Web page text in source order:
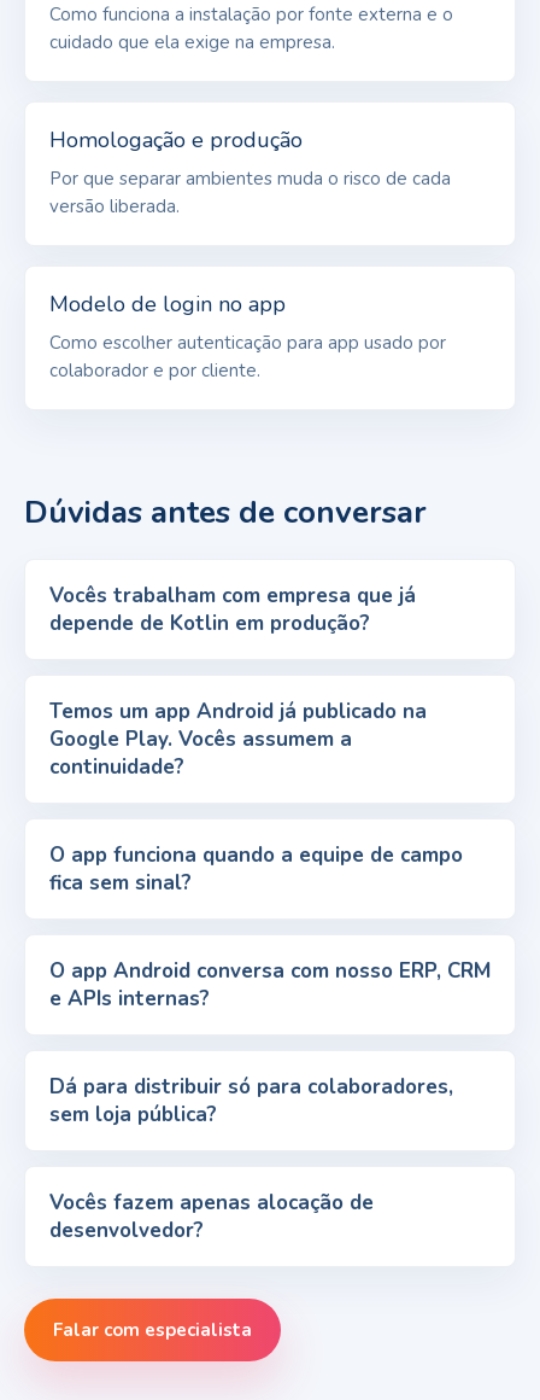
Como funciona a instalação por fonte externa e o
cuidado que ela exige na empresa.
Homologação e produção
Por que separar ambientes muda o risco de cada
versão liberada.
Modelo de login no app
Como escolher autenticação para app usado por
colaborador e por cliente.
Dúvidas antes de conversar
Vocês trabalham com empresa que já
depende de Kotlin em produção?
Temos um app Android já publicado na
Google Play. Vocês assumem a
continuidade?
O app funciona quando a equipe de campo
fica sem sinal?
O app Android conversa com nosso ERP, CRM
e APIs internas?
Dá para distribuir só para colaboradores,
sem loja pública?
Vocês fazem apenas alocação de
desenvolvedor?
Falar com especialista